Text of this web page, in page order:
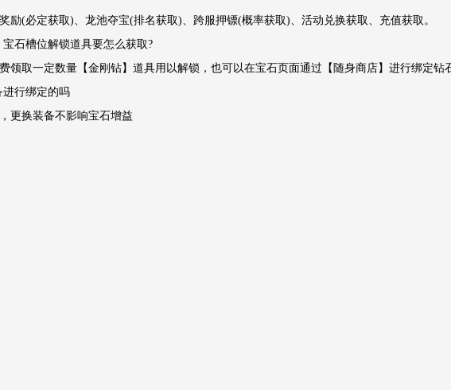
励(必定获取)、龙池夺宝(排名获取)、跨服押镖(概率获取)、活动兑换获取、充值获取。
石槽位解锁道具要怎么获取?
领取一定数量【金刚钻】道具用以解锁，也可以在宝石页面通过【随身商店】进行绑定钻
进行绑定的吗
更换装备不影响宝石增益